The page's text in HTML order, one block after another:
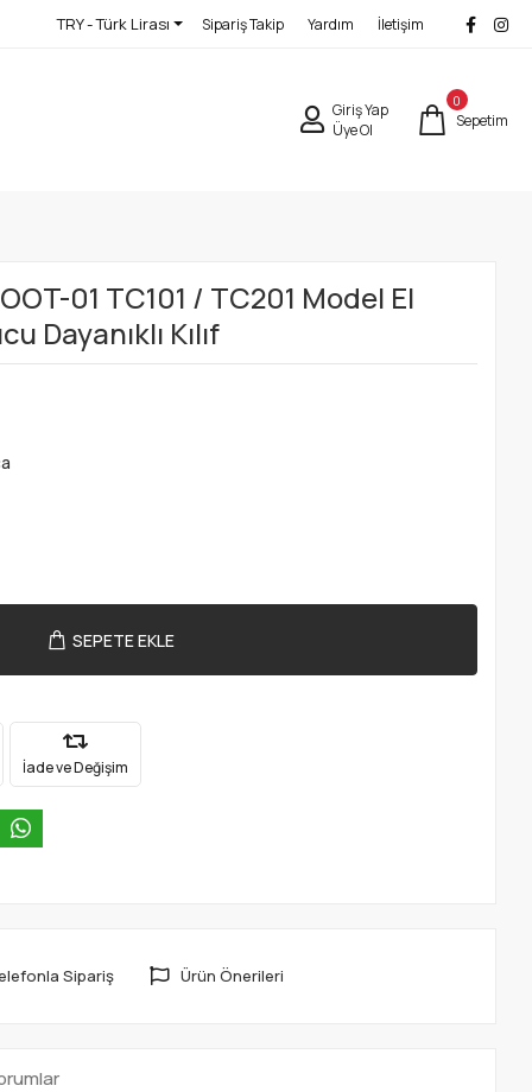
TRY - Türk Lirası Sipariş Takip Yardım İletişim
Giriş Yap
Üye Ol
0
Sepetim
01 TC101 / TC201 Model El
Dayanıklı Kılıf
SEPETE EKLE
İade ve Değişim
Sipariş Ürün Önerileri